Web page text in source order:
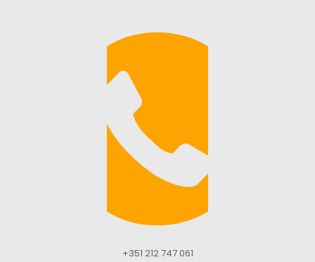
+351 212 747 061